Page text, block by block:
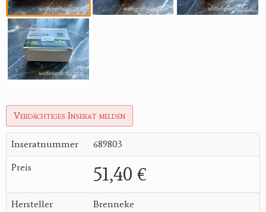
Verdächtiges Inserat melden
Inseratnummer 689803
Preis 51,40 €
Hersteller Brenneke